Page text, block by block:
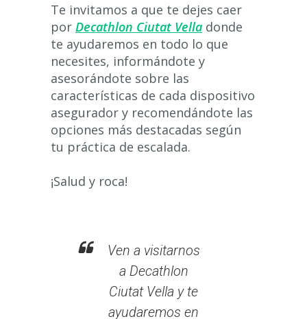
Te invitamos a que te dejes caer
por Decathlon Ciutat Vella donde
te ayudaremos en todo lo que
necesites, informándote y
asesorándote sobre las
características de cada dispositivo
asegurador y recomendándote las
opciones más destacadas según
tu práctica de escalada.
¡Salud y roca!
Ven a visitarnos
a Decathlon
Ciutat Vella y te
ayudaremos en